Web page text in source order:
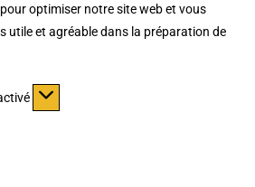
optimiser notre site web et vous
utile et agréable dans la préparation de